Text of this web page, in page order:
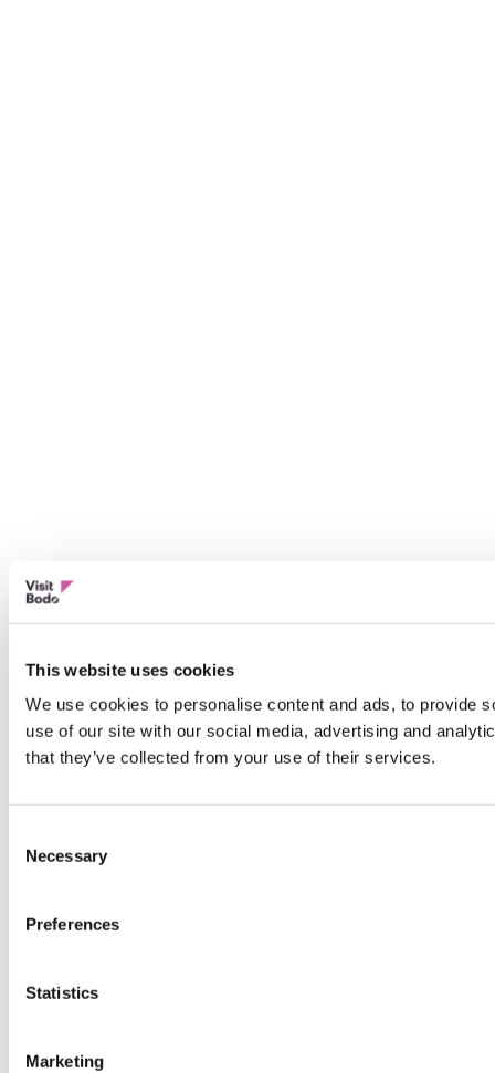
This website uses cookies
We use cookies to personalise content and ads, to provide
use of our site with our social media, advertising and
that they’ve collected from your use of their services.
Selection
Necessary
Preferences
Statistics
Marketing